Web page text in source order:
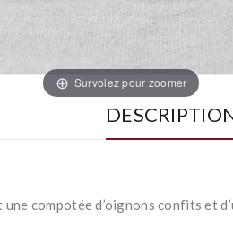
Survolez pour zoomer
une compotée d’oignons confits et